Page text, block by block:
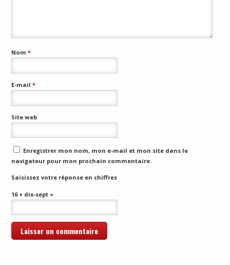
Nom*
E-mail*
Site web
Enregistrer mon nom, mon e-mail et mon site dans le
navigateur pour mon prochain commentaire.
Saisissez votre réponse en chiffres
16 + dix-sept =